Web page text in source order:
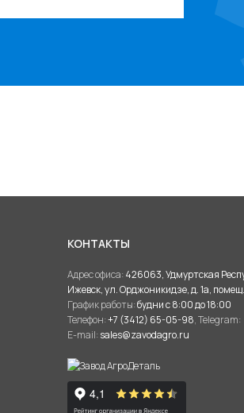
КОНТАКТЫ
Адрес офиса: 426063, Удмуртская
Ижевск, ул. Орджоникидзе, д. 1а,
График работы:будни с 8:00 до 18:00
Телефон:+7 (3412) 65-05-98, Telegram:
E-mail: sales@zavodagro.ru